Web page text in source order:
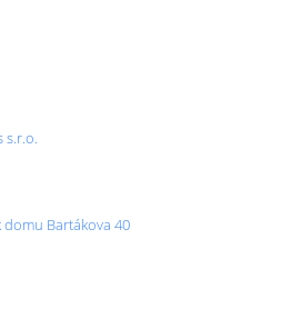
s.r.o.
Bartákova 40